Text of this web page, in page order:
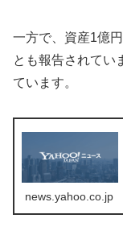
一方で、資産1億
とも報告されてい
ています。
news.yahoo.co.jp